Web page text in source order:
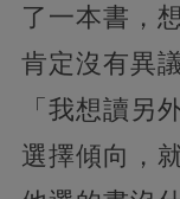
了一本書，
肯定沒有異
「我想讀另
選擇傾向，